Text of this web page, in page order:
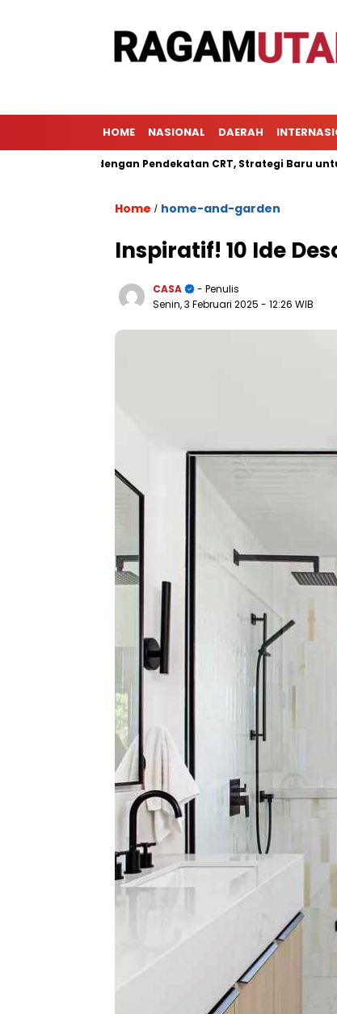
HOME NASIONAL DAERAH
dengan Pendekatan CRT, Strategi Baru untuk
Home / home-and-garden
Inspiratif! 10 Ide
CASA
- Penulis
Senin, 3 Februari 2025 - 12:26 WIB